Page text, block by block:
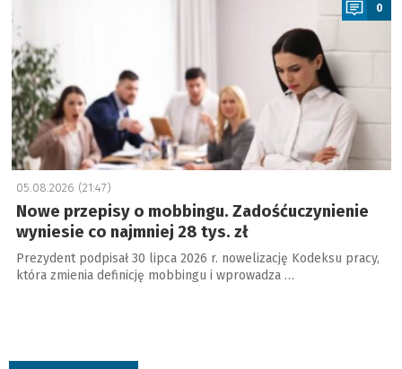
0
05.08.2026 (21:47)
Nowe przepisy o mobbingu. Zadośćuczynienie
wyniesie co najmniej 28 tys. zł
Prezydent podpisał 30 lipca 2026 r. nowelizację Kodeksu pracy,
która zmienia definicję mobbingu i wprowadza …